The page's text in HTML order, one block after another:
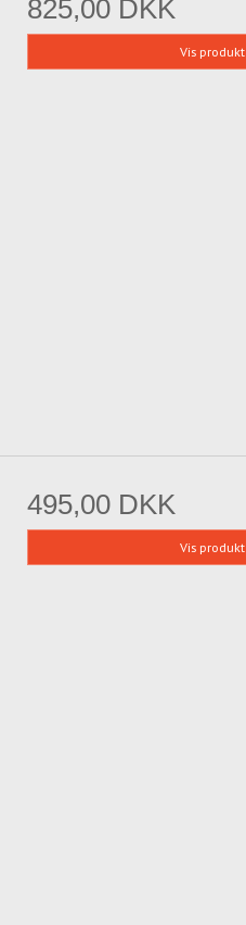
825,00 DKK
Vis produkt
495,00 DKK
Vis produkt